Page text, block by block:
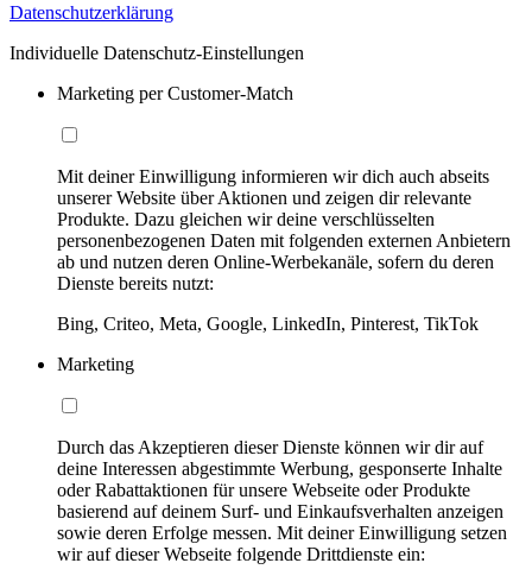
Datenschutzerklärung
Individuelle Datenschutz-Einstellungen
Marketing per Customer-Match
Mit deiner Einwilligung informieren wir dich auch abseits
unserer Website über Aktionen und zeigen dir relevante
Produkte. Dazu gleichen wir deine verschlüsselten
personenbezogenen Daten mit folgenden externen Anbietern
ab und nutzen deren Online-Werbekanäle, sofern du deren
Dienste bereits nutzt:
Bing, Criteo, Meta, Google, LinkedIn, Pinterest, TikTok
Marketing
Durch das Akzeptieren dieser Dienste können wir dir auf
deine Interessen abgestimmte Werbung, gesponserte Inhalte
oder Rabattaktionen für unsere Webseite oder Produkte
basierend auf deinem Surf- und Einkaufsverhalten anzeigen
sowie deren Erfolge messen. Mit deiner Einwilligung setzen
wir auf dieser Webseite folgende Drittdienste ein: